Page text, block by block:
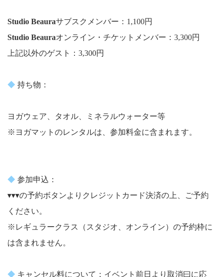
Studio Beauraサブスクメンバー：1,100円
Studio Beauraオンライン・チケットメンバー：3,300円
上記以外のゲスト：3,300円
◆ 持ち物：
ヨガウェア、タオル、ミネラルウォーター等
※ヨガマットのレンタルは、参加料金に含まれます。
◆ 参加申込：
▾▾▾の予約ボタンよりクレジットカード決済の上、ご予約
ください。
※レギュラークラス（スタジオ、オンライン）の予約枠に
は含まれません。
◆ キャンセル料について：イベント前日より取消曰に応